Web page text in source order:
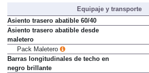
Equipaje y transporte
Asiento trasero abatible 60/40
Asiento trasero abatible desde
maletero
Pack Maletero
Barras longitudinales de techo en
negro brillante